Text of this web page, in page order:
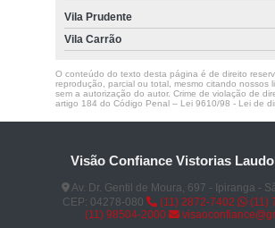
Vila Prudente
Vila Carrão
O conteúdo do texto desta página é de direito
reprodução, parcial ou total, mesmo citando nossos
sem a autorização do autor. Crime de violação de
artigo 184 do Código Penal – Lei 9610/98 - Lei de
Visão Confiance Vistorias
Av. Dr. Gentil de Moura, 697 - Ipiranga -
CEP: 04278-080
(11) 2872-7402
(11)
(11) 98504-2000